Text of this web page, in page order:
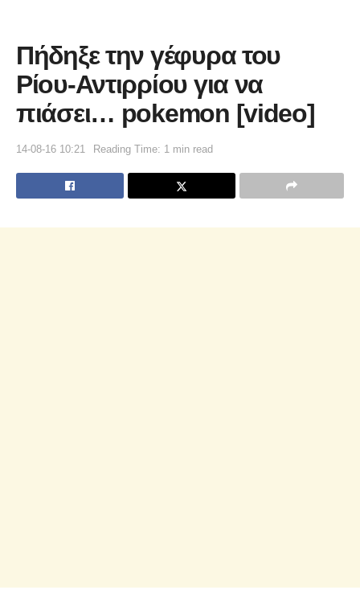
Πήδηξε την γέφυρα του
Ρίου-Αντιρρίου για να
πιάσει… pokemon [video]
14-08-16 10:21 Reading Time: 1 min read